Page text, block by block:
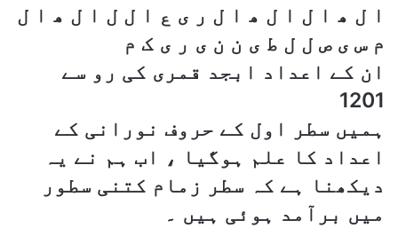
ا ل ھ ا ل ا ل ھ ا ل ر ی ع ا ل ل ا ل ھ ا ل
م س ی ص ل ل ط ی ن ن ی ر ی ک م
ان کے اعداد ابجد قمری کی رو سے
1201
ہمیں سطر اول کے حروف نورانی کے
اعداد کا علم ہوگیا ، اب ہم نے یہ
دیکھنا ہے کہ سطر زمام کتنی سطور
میں برآمد ہوئی ہیں ۔